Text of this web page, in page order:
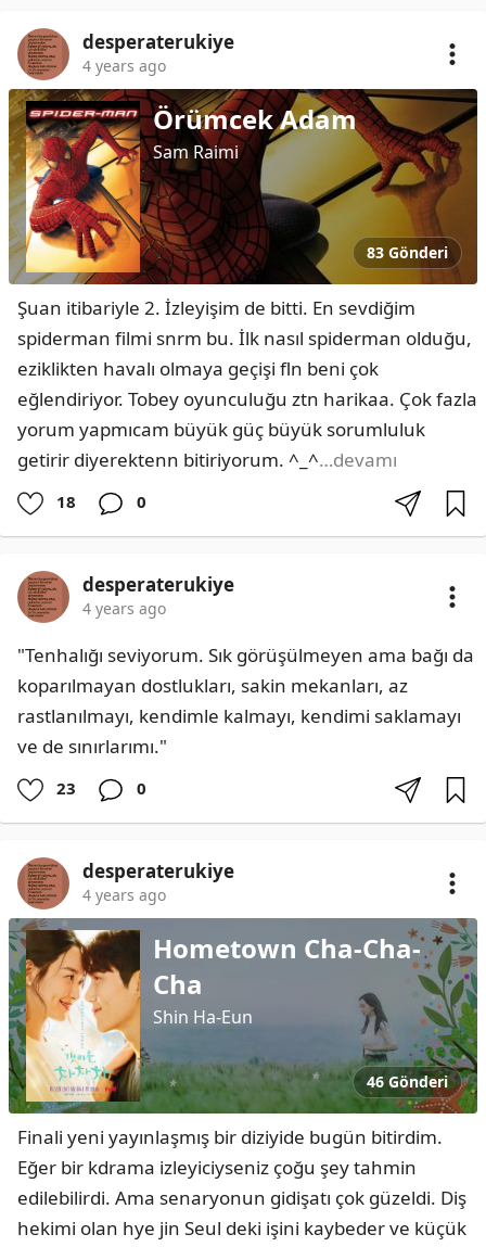
desperaterukiye
4 years ago
Örümcek Adam
Sam Raimi
83 Gönderi
Şuan itibariyle 2. İzleyişim de bitti. En sevdiğim
spiderman filmi snrm bu. İlk nasıl spiderman olduğu,
eziklikten havalı olmaya geçişi fln beni çok
eğlendiriyor. Tobey oyunculuğu ztn harikaa. Çok fazla
yorum yapmıcam büyük güç büyük sorumluluk
getirir diyerektenn bitiriyorum. ^_^…devamı
18 0
desperaterukiye
4 years ago
"Tenhalığı seviyorum. Sık görüşülmeyen ama bağı da
koparılmayan dostlukları, sakin mekanları, az
rastlanılmayı, kendimle kalmayı, kendimi saklamayı
ve de sınırlarımı."
23 0
desperaterukiye
4 years ago
Hometown Cha-Cha-
Cha
Shin Ha-Eun
46 Gönderi
Finali yeni yayınlaşmış bir diziyide bugün bitirdim.
Eğer bir kdrama izleyiciyseniz çoğu şey tahmin
edilebilirdi. Ama senaryonun gidişatı çok güzeldi. Diş
hekimi olan hye jin Seul deki işini kaybeder ve küçük